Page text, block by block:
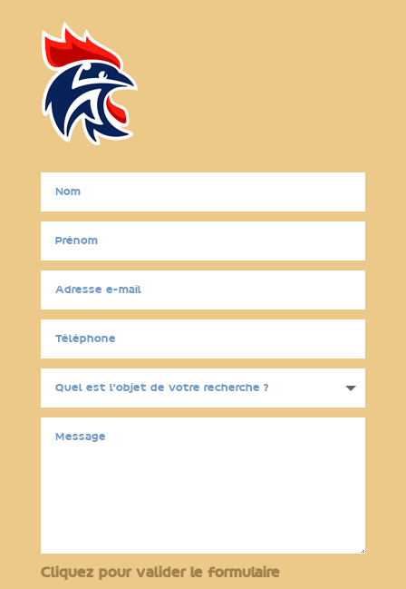
Cliquez pour valider le formulaire